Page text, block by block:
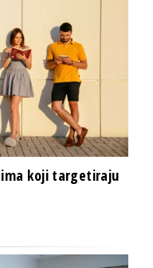
koji targetiraju